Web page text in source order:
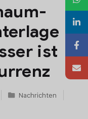
ist
Nachrichten